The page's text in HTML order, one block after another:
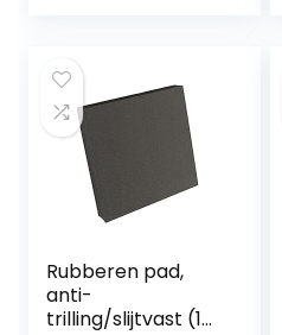
Rubberen pad,
anti-
trilling/slijtvast (1